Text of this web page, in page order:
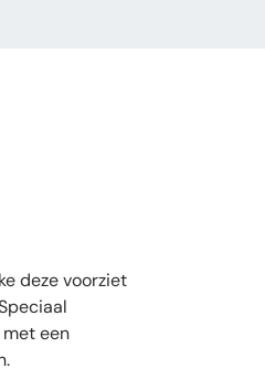
deze voorziet
een